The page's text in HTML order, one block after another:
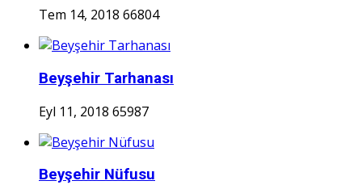
Tem 14, 2018 66804
Beyşehir Tarhanası
Eyl 11, 2018 65987
Beyşehir Nüfusu